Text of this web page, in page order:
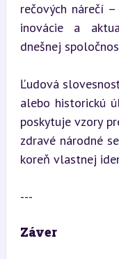
rečových nárečí
inovácie a
dnešnej
Ľudová
alebo historickú
poskytuje vzory
zdravé národné
koreň vlastnej
---
Záver